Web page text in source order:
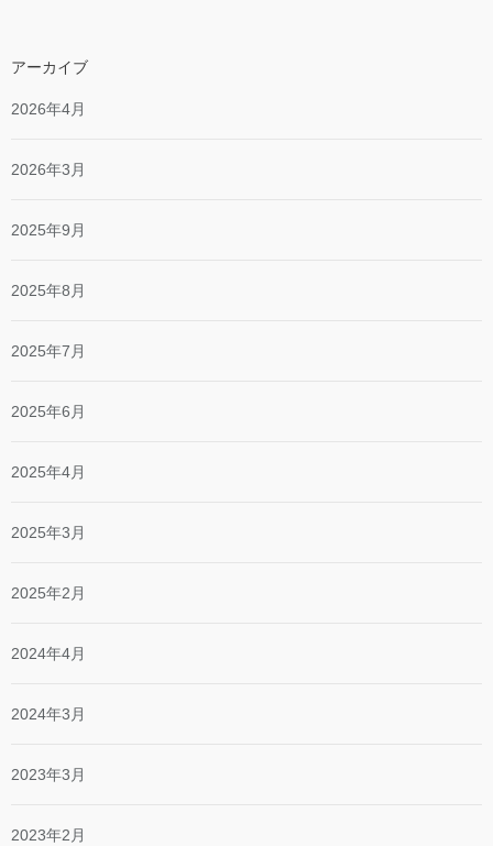
アーカイブ
2026年4月
2026年3月
2025年9月
2025年8月
2025年7月
2025年6月
2025年4月
2025年3月
2025年2月
2024年4月
2024年3月
2023年3月
2023年2月